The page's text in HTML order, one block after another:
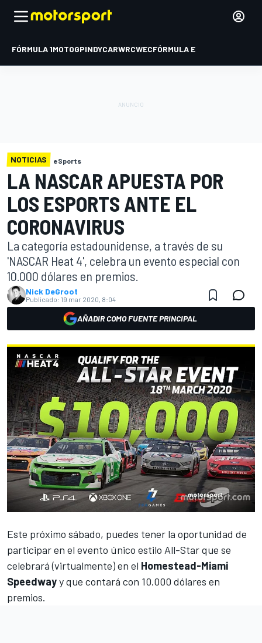
FÓRMULA 1MOTOGPINDYCARWRCWECFÓRMULA E
NOTICIAS eSports
LA NASCAR APUESTA POR
LOS ESPORTS ANTE EL
CORONAVIRUS
La categoría estadounidense, a través de su
'NASCAR Heat 4', celebra un evento especial con
10.000 dólares en premios.
Nick DeGroot
Publicado: 19 mar 2020, 8:04
AÑADIR COMO FUENTE PRINCIPAL
Este próximo sábado, puedes tener la oportunidad de
participar en el evento único estilo All-Star que se
celebrará (virtualmente) en el Homestead-Miami
Speedwayy que contará con 10.000 dólares en
premios.